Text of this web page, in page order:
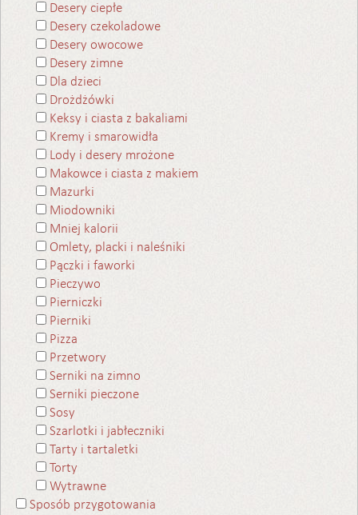
Desery ciepłe
Desery czekoladowe
Desery owocowe
Desery zimne
Dla dzieci
Drożdżówki
Keksy i ciasta z bakaliami
Kremy i smarowidła
Lody i desery mrożone
Makowce i ciasta z makiem
Mazurki
Miodowniki
Mniej kalorii
Omlety, placki i naleśniki
Pączki i faworki
Pieczywo
Pierniczki
Pierniki
Pizza
Przetwory
Serniki na zimno
Serniki pieczone
Sosy
Szarlotki i jabłeczniki
Tarty i tartaletki
Torty
Wytrawne
Sposób przygotowania